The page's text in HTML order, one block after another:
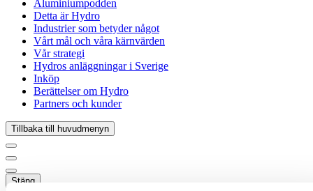
Aluminiumpodden
Detta är Hydro
Industrier som betyder något
Vårt mål och våra kärnvärden
Vår strategi
Hydros anläggningar i Sverige
Inköp
Berättelser om Hydro
Partners och kunder
Tillbaka till huvudmenyn
Stäng